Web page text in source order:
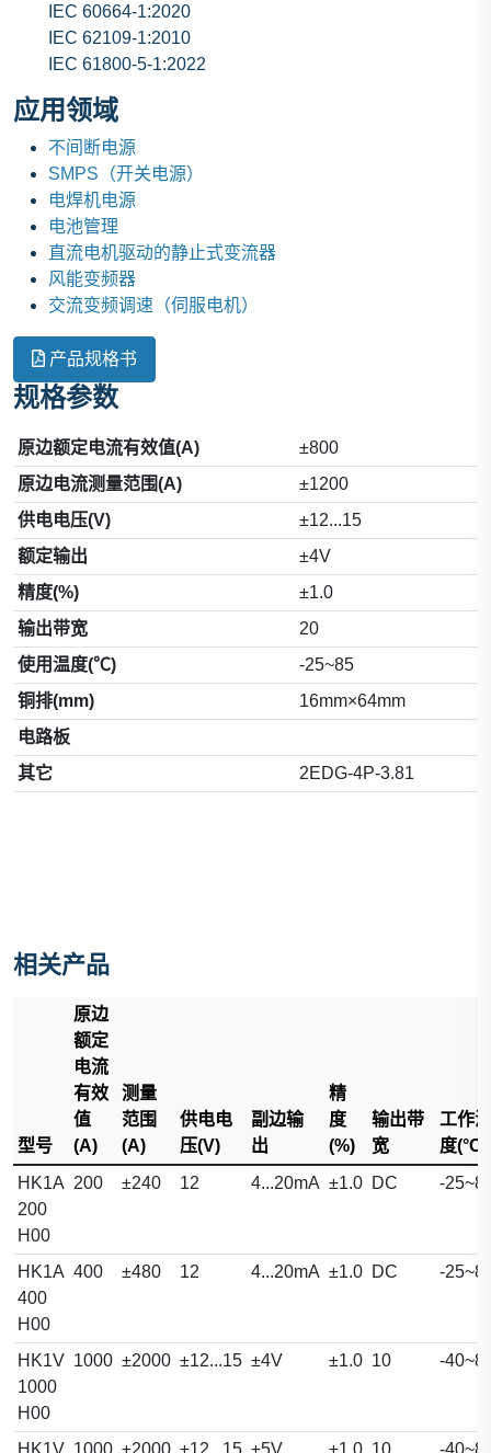
IEC 60664-1:2020
IEC 62109-1:2010
IEC 61800-5-1:2022
应用领域
不间断电源
SMPS（开关电源）
电焊机电源
电池管理
直流电机驱动的静止式变流器
风能变频器
交流变频调速（伺服电机）
产品规格书
规格参数
原边额定电流有效值(A)
±800
原边电流测量范围(A)
±1200
供电电压(V)
±12...15
额定输出
±4V
精度(%)
±1.0
输出带宽
20
使用温度(℃)
-25~85
铜排(mm)
16mm×64mm
电路板
其它
2EDG-4P-3.81
相关产品
型号
原边
额定
电流
有效
值
(A)
测量
范围
(A)
供电电
压(V)
副边输
出
精
度
(%)
输出带
宽
工作温
度(°C)
HK1A
200
H00
200 ±240 12 4...20mA ±1.0 DC -
HK1A
400
H00
400 ±480 12 4...20mA ±1.0 DC -
HK1V
1000
H00
1000 ±2000 ±12...15 ±4V ±1.0 10 -